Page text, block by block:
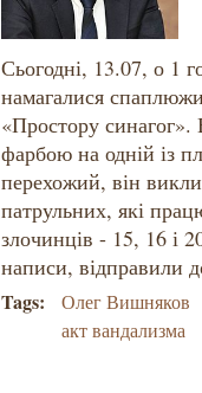
Сьогодні, 13.07, о 1
намагалися
«Простору
фарбою на одній із
перехожий, він
патрульних, які
злочинців - 15, 16 і
написи, відправили
Tags:
Олег Вишняков
акт вандализма